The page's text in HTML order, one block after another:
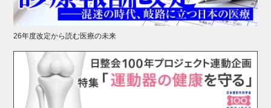
26年度改定から読む医療の未来